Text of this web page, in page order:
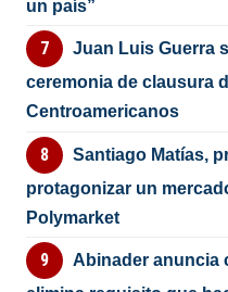
un país”
Juan Luis Guerra
ceremonia de clausura
Centroamericanos
Santiago Matías,
protagonizar un
Polymarket
Abinader anuncia